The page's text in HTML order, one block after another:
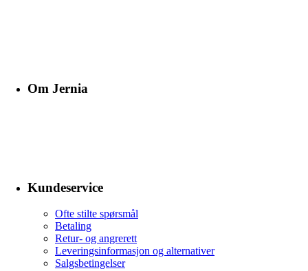
Om Jernia
Kundeservice
Ofte stilte spørsmål
Betaling
Retur- og angrerett
Leveringsinformasjon og alternativer
Salgsbetingelser